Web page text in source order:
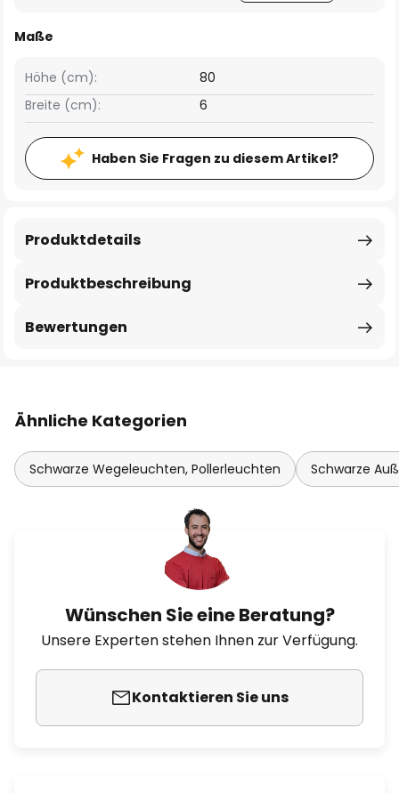
Maße
Breite (cm): 6
Höhe (cm): 80
Haben Sie Fragen zu diesem Artikel?
Produktbeschreibung
Produktdetails
Bewertungen
Ähnliche Kategorien
Schwarze Wegeleuchten, Pollerleuchten Schwarze
Wünschen Sie eine Beratung?
Unsere Experten stehen Ihnen zur Verfügung.
Kontaktieren Sie uns